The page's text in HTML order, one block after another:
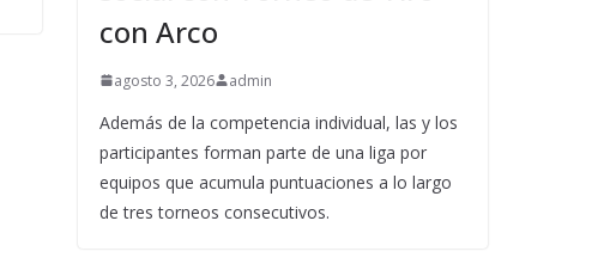
con Arco
agosto 3, 2026 admin
Además de la competencia individual, las y los
participantes forman parte de una liga por
equipos que acumula puntuaciones a lo largo
de tres torneos consecutivos.